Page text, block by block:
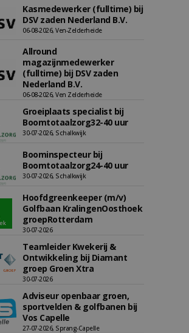
Kasmedewerker (fulltime) bij
DSV zaden Nederland B.V.
06-08-2026, Ven-Zelderheide
Allround
magazijnmedewerker
(fulltime) bij DSV zaden
Nederland B.V.
06-08-2026, Ven Zelderheide
Groeiplaats specialist bij
Boomtotaalzorg32-40 uur
30-07-2026, Schalkwijk
Boominspecteur bij
Boomtotaalzorg24-40 uur
30-07-2026, Schalkwijk
Hoofdgreenkeeper (m/v)
Golfbaan KralingenOosthoek
groepRotterdam
30-07-2026
Teamleider Kwekerij &
Ontwikkeling bij Diamant
groep Groen Xtra
30-07-2026
Adviseur openbaar groen,
sportvelden & golfbanen bij
Vos Capelle
27-07-2026, Sprang-Capelle